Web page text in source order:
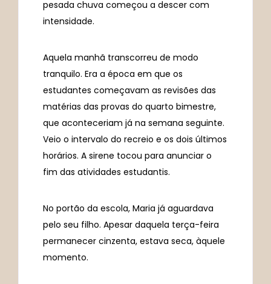
pesada chuva começou a descer com
intensidade.
Aquela manhã transcorreu de modo
tranquilo. Era a época em que os
estudantes começavam as revisões das
matérias das provas do quarto bimestre,
que aconteceriam já na semana seguinte.
Veio o intervalo do recreio e os dois últimos
horários. A sirene tocou para anunciar o
fim das atividades estudantis.
No portão da escola, Maria já aguardava
pelo seu filho. Apesar daquela terça-feira
permanecer cinzenta, estava seca, àquele
momento.